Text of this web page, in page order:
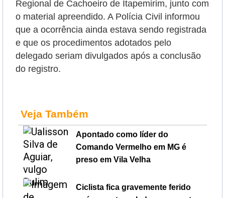
Regional de Cachoeiro de Itapemirim, junto com
o material apreendido. A Polícia Civil informou
que a ocorrência ainda estava sendo registrada
e que os procedimentos adotados pelo
delegado seriam divulgados após a conclusão
do registro.
Veja Também
Apontado como líder do
Comando Vermelho em MG é
preso em Vila Velha
Ciclista fica gravemente ferido